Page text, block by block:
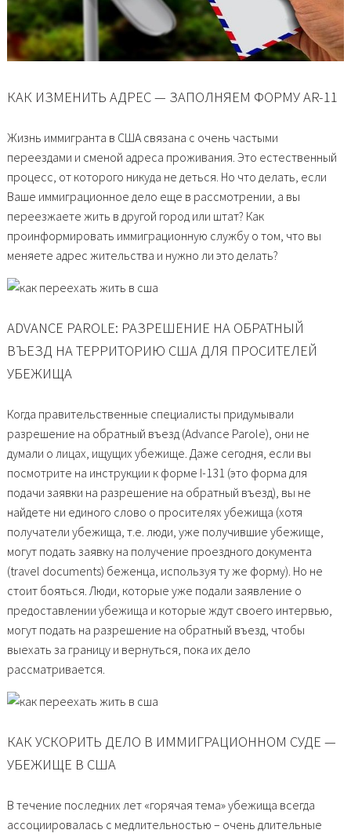
КАК ИЗМЕНИТЬ АДРЕС — ЗАПОЛНЯЕМ ФОРМУ AR-11
Жизнь иммигранта в США связана с очень частыми
переездами и сменой адреса проживания. Это естественный
процесс, от которого никуда не деться. Но что делать, если
Ваше иммиграционное дело еще в рассмотрении, а вы
переезжаете жить в другой город или штат? Как
проинформировать иммиграционную службу о том, что вы
меняете адрес жительства и нужно ли это делать?
ADVANCE PAROLE: РАЗРЕШЕНИЕ НА ОБРАТНЫЙ
ВЪЕЗД НА ТЕРРИТОРИЮ США ДЛЯ ПРОСИТЕЛЕЙ
УБЕЖИЩА
Когда правительственные специалисты придумывали
разрешение на обратный въезд (Advance Parole), они не
думали о лицах, ищущих убежище. Даже сегодня, если вы
посмотрите на инструкции к форме I-131 (это форма для
подачи заявки на разрешение на обратный въезд), вы не
найдете ни единого слово о просителях убежища (хотя
получатели убежища, т.е. люди, уже получившие убежище,
могут подать заявку на получение проездного документа
(travel documents) беженца, используя ту же форму). Но не
стоит бояться. Люди, которые уже подали заявление о
предоставлении убежища и которые ждут своего интервью,
могут подать на разрешение на обратный въезд, чтобы
выехать за границу и вернуться, пока их дело
рассматривается.
КАК УСКОРИТЬ ДЕЛО В ИММИГРАЦИОННОМ СУДЕ —
УБЕЖИЩЕ В США
В течение последних лет «горячая тема» убежища всегда
ассоциировалась с медлительностью – очень длительные